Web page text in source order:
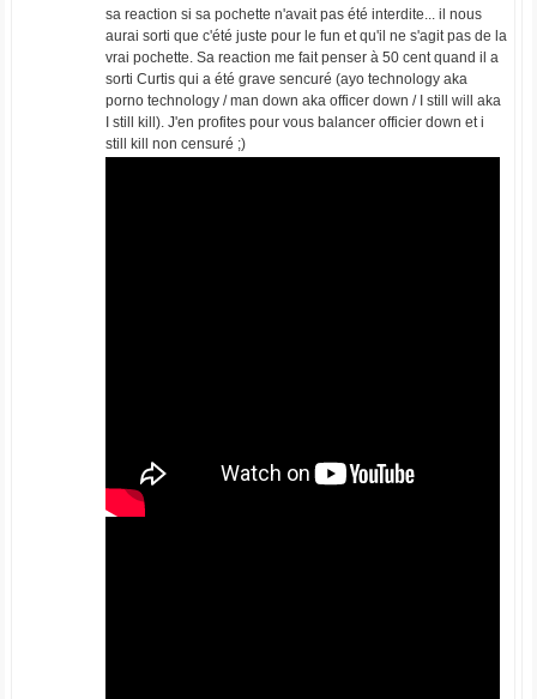
sa reaction si sa pochette n'avait pas été interdite... il nous
aurai sorti que c'été juste pour le fun et qu'il ne s'agit pas de la
vrai pochette. Sa reaction me fait penser à 50 cent quand il a
sorti Curtis qui a été grave sencuré (ayo technology aka
porno technology / man down aka officer down / I still will aka
I still kill). J'en profites pour vous balancer officier down et i
still kill non censuré ;)